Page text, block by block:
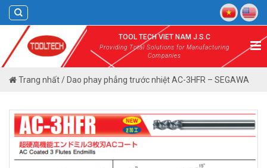
Skip
to
content
TOOL TECH VIET NAM J.S.C
Providing Total Solutions for Manufacturing
Companies
Trang nhất/ Dao phay phẳng trước nhiệt AC-3HFR – SEGAWA